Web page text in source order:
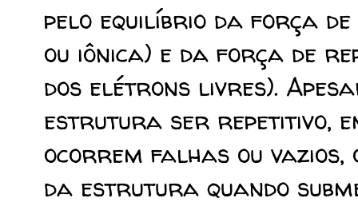
pelo equilíbrio da força
ou iônica) e da força de
dos elétrons livres).
estrutura ser repetitivo,
ocorrem falhas ou vazios,
da estrutura quando